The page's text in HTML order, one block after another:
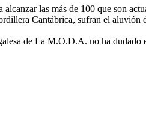
las más de 100 que son
Cantábrica, sufran el aluvión
de La M.O.D.A. no ha dudado